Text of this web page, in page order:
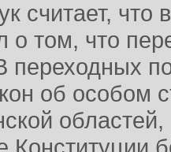
считает, что
о том, что
переходных
об особом